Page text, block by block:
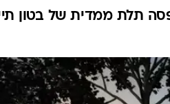
תלת ממדית של בטון